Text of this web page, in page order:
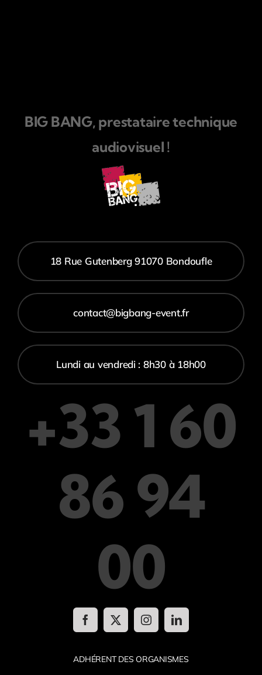
BIG BANG, prestataire technique
audiovisuel !
18 Rue Gutenberg 91070 Bondoufle
contact@bigbang-event.fr
Lundi au vendredi : 8h30 à 18h00
+33 1 60
86 94
00
ADHÉRENT DES ORGANISMES